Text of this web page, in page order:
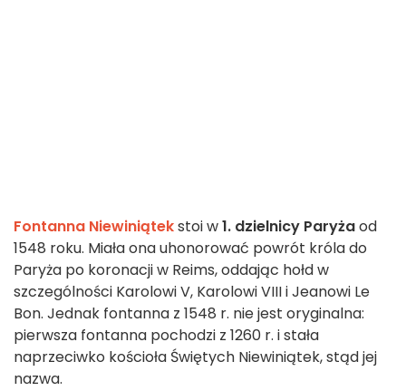
Fontanna Niewiniątekstoi w1. dzielnicy Paryżaod
1548 roku. Miała ona uhonorować powrót króla do
Paryża po koronacji w Reims, oddając hołd w
szczególności Karolowi V, Karolowi VIII i Jeanowi Le
Bon. Jednak fontanna z 1548 r. nie jest oryginalna:
pierwsza fontanna pochodzi z 1260 r. i stała
naprzeciwko kościoła Świętych Niewiniątek, stąd jej
nazwa.